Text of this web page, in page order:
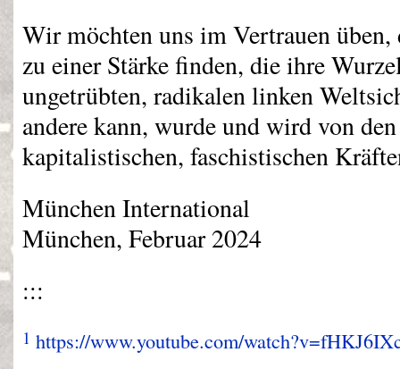
Wir möchten uns im Vertrauen üben,
zu einer Stärke finden, die ihre
ungetrübten, radikalen linken
andere kann, wurde und wird von
kapitalistischen, faschistischen
München International
München, Februar 2024
:::
1 https://www.youtube.com/